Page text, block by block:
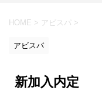
HOME > アビスパ >
アビスパ
新加入内定